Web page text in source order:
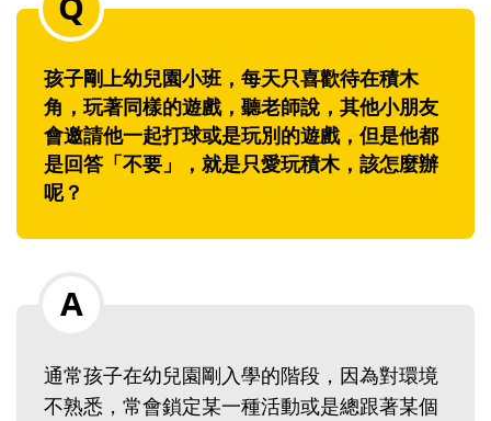
孩子剛上幼兒園小班，每天只喜歡待在積木
角，玩著同樣的遊戲，聽老師說，其他小朋友
會邀請他一起打球或是玩別的遊戲，但是他都
是回答「不要」，就是只愛玩積木，該怎麼辦
呢？
通常孩子在幼兒園剛入學的階段，因為對環境
不熟悉，常會鎖定某一種活動或是總跟著某個